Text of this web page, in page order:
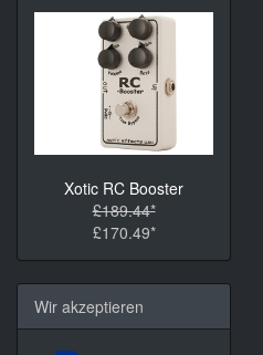
Xotic RC Booster
£189.44*
£170.49*
Wir akzeptieren